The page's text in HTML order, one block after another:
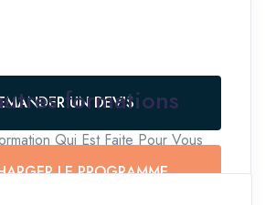
UN DEVIS
LE PROGRAMME
par cette thématique mais
CONTACTER
formations
Qui Est Faite Pour Vous